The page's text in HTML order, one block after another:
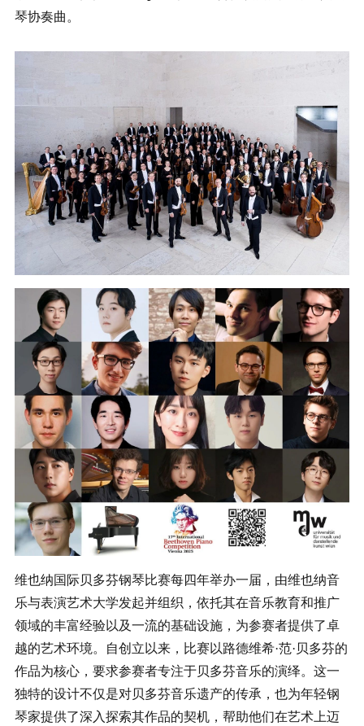
琴协奏曲。
维也纳国际贝多芬钢琴比赛每四年举办一届，由维也纳音
乐与表演艺术大学发起并组织，依托其在音乐教育和推广
领域的丰富经验以及一流的基础设施，为参赛者提供了卓
越的艺术环境。自创立以来，比赛以路德维希·范·贝多芬的
作品为核心，要求参赛者专注于贝多芬音乐的演绎。这一
独特的设计不仅是对贝多芬音乐遗产的传承，也为年轻钢
琴家提供了深入探索其作品的契机，帮助他们在艺术上迈